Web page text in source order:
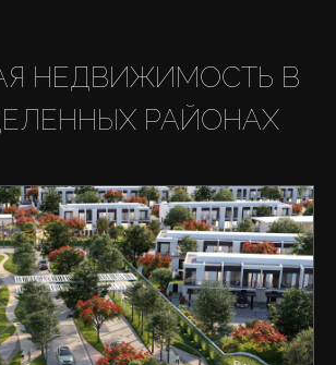
НЕДВИЖИМОСТЬ В
РАЙОНАХ